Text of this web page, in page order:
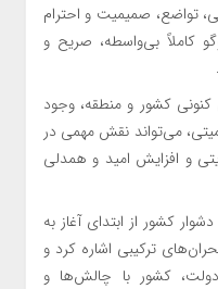
تواضع، صمیمیت و احترام
کاملاً بی‌واسطه، صریح و
کشور و منطقه، وجود
می‌تواند نقش مهمی در
و افزایش امید و همدلی
کشور از ابتدای آغاز به
ترکیبی اشاره کرد و
کشور با چالش‌ها و